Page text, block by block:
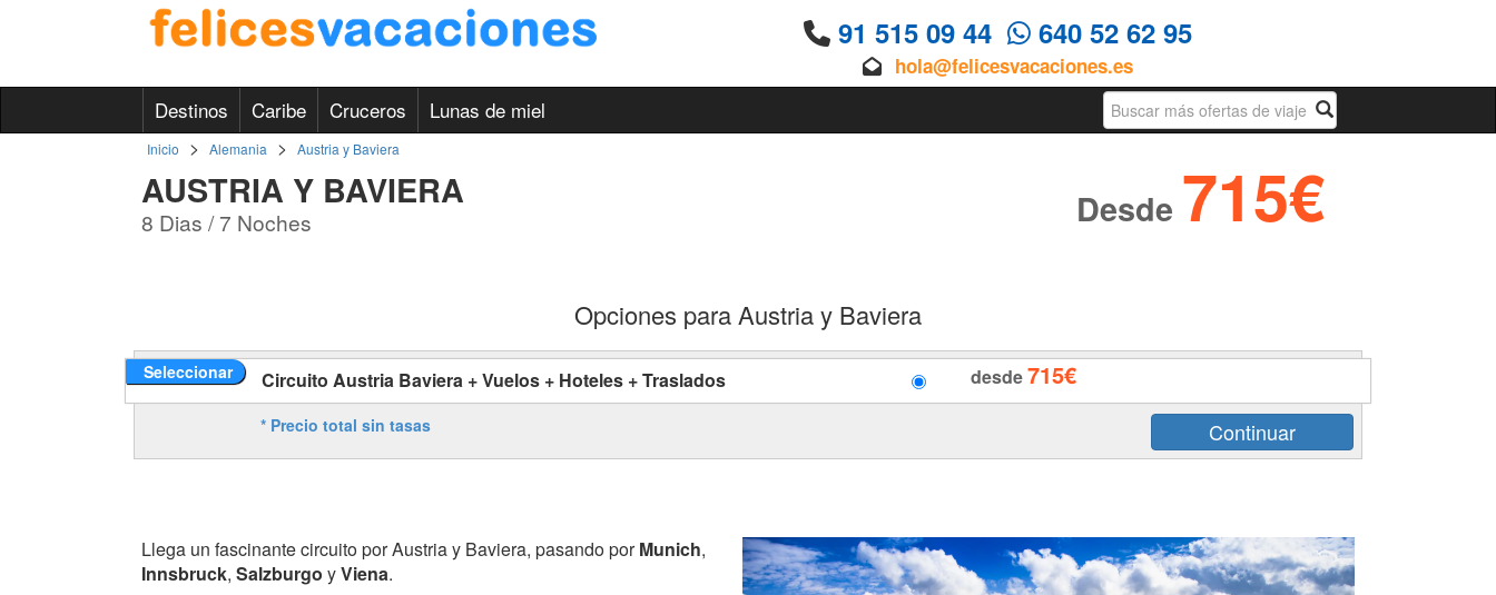
91 515 09 44 640 52 62 95
hola@felicesvacaciones.es
Destinos Caribe Cruceros Lunas de miel Busqueda
Inicio > Alemania > Austria y Baviera
AUSTRIA Y BAVIERA
8 Dias / 7 Noches Desde 715€
Opciones para Austria y Baviera
Seleccionar Circuito Austria Baviera + Vuelos + Hoteles + Traslados desde715€
* Precio total sin tasas
Llega un fascinante circuito por Austria y Baviera, pasando porMunich,
Innsbruck, Salzburgo yViena.